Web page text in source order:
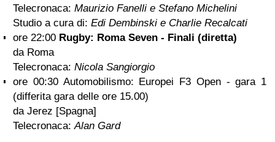
Telecronaca: Maurizio Fanelli e Stefano Michelini
Studio a cura di: Edi Dembinski e Charlie Recalcati
ore 22:00 Rugby: Roma Seven - Finali (diretta)
da Roma
Telecronaca: Nicola Sangiorgio
ore 00:30 Automobilismo: Europei F3 Open - gara 1
(differita gara delle ore 15.00)
da Jerez [Spagna]
Telecronaca:Alan Gard